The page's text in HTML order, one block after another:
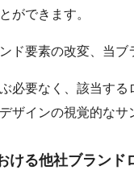
ができます。
ド要素の改変、当
必要なく、該当す
ザインの視覚的なサ
ける他社ブランド